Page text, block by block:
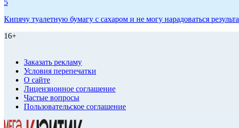
5
Кипячу туалетную бумагу с сахаром и не могу нарадоваться
16+
Заказать рекламу
Условия перепечатки
О сайте
Лицензионное соглашение
Частые вопросы
Пользовательское соглашение